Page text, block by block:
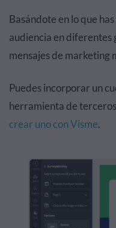
Basándote en lo que
audiencia en diferentes
mensajes de marketing
Puedes incorporar un
herramienta de
crear uno con Visme.